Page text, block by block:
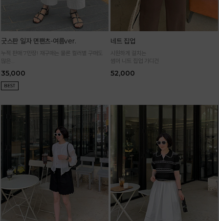
굿스판 일자 면팬츠-여름ver.
누적 판매 7만장! 재구매는 물론 컬러별 구매도
많은
35,000
네트 집업
시원하게 걸치는
썸머 니트 집업 가디건
52,000